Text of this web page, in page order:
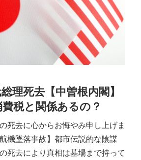
理死去【中曽根内閣】
税と関係あるの？
死去に心からお悔やみ申し上げま
機墜落事故】都市伝説的な陰謀
死去により真相は墓場まで持って